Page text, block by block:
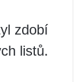
zdobí
listů.